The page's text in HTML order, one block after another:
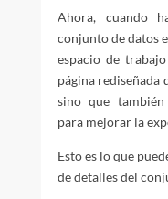
Ahora, cuando
conjunto de datos
espacio de
página rediseñada
sino que también
para mejorar la
Esto es lo que
de detalles del